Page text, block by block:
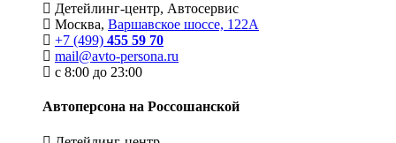
Детейлинг-центр, Автосервис
Москва, Варшавское шоссе, 122А
+7 (499) 455 59 70
mail@avto-persona.ru
с 8:00 до 23:00
Автоперсона на Россошанской